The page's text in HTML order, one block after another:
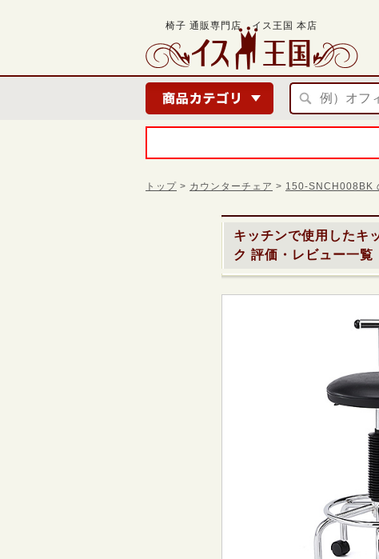
椅子 通販専門店 イス王国 本店
トップ > カウンターチェア > 150-SNCH008BK
キッチンで使用したキ
ク 評価・レビュー一覧